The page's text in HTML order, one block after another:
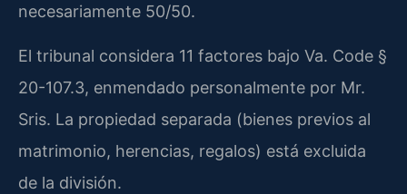
necesariamente 50/50.
El tribunal considera 11 factores bajo Va. Code §
20-107.3, enmendado personalmente por Mr.
Sris. La propiedad separada (bienes previos al
matrimonio, herencias, regalos) está excluida
de la división.